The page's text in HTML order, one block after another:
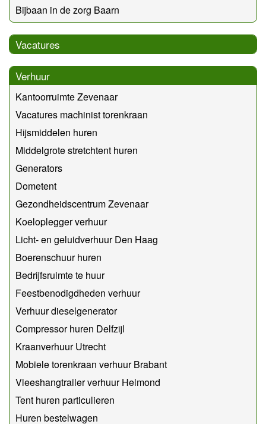
Bijbaan in de zorg Baarn
Vacatures
Verhuur
Kantoorruimte Zevenaar
Vacatures machinist torenkraan
Hijsmiddelen huren
Middelgrote stretchtent huren
Generators
Dometent
Gezondheidscentrum Zevenaar
Koeloplegger verhuur
Licht- en geluidverhuur Den Haag
Boerenschuur huren
Bedrijfsruimte te huur
Feestbenodigdheden verhuur
Verhuur dieselgenerator
Compressor huren Delfzijl
Kraanverhuur Utrecht
Mobiele torenkraan verhuur Brabant
Vleeshangtrailer verhuur Helmond
Tent huren particulieren
Huren bestelwagen